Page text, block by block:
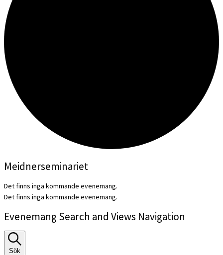
Meidnerseminariet
Det finns inga kommande evenemang.
Det finns inga kommande evenemang.
Evenemang Search and Views Navigation
Sök